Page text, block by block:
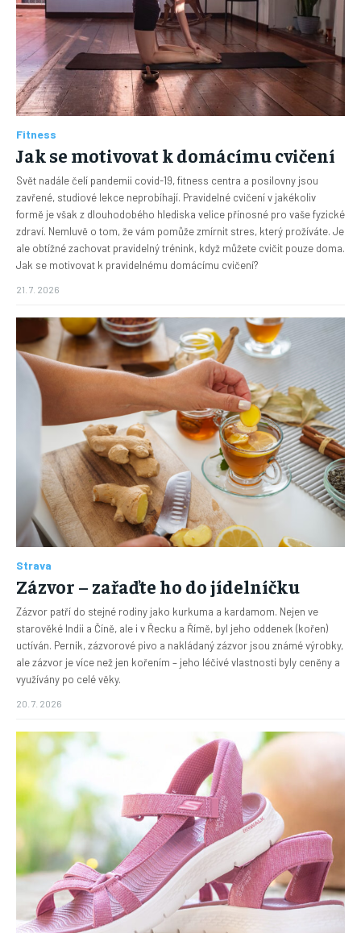
Fitness
Jak se motivovat k domácímu cvičení
Svět nadále čelí pandemii covid-19, fitness centra a posilovny jsou
zavřené, studiové lekce neprobíhají. Pravidelné cvičení v jakékoliv
formě je však z dlouhodobého hlediska velice přínosné pro vaše fyzické
zdraví. Nemluvě o tom, že vám pomůže zmírnit stres, který prožíváte. Je
ale obtížné zachovat pravidelný trénink, když můžete cvičit pouze doma.
Jak se motivovat k pravidelnému domácímu cvičení?
21. 7. 2026
Strava
Zázvor – zařaďte ho do jídelníčku
Zázvor patří do stejné rodiny jako kurkuma a kardamom. Nejen ve
starověké Indii a Číně, ale i v Řecku a Římě, byl jeho oddenek (kořen)
uctíván. Perník, zázvorové pivo a nakládaný zázvor jsou známé výrobky,
ale zázvor je více než jen kořením – jeho léčivé vlastnosti byly ceněny a
využívány po celé věky.
20. 7. 2026